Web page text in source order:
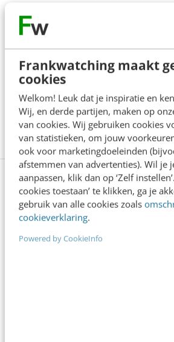
Frankwatching maakt
cookies
Welkom! Leuk dat je inspiratie en
Wij, en derde partijen, maken op
van cookies. Wij gebruiken cookies
van statistieken, om jouw
ook voor marketingdoeleinden
afstemmen van advertenties). Wil je
aanpassen, klik dan op ‘Zelf
cookies toestaan’ te klikken, ga je
gebruik van alle cookies zoals
cookieverklaring.
Powered by CookieInfo
4 min·Inès Maus
“Bedrijven die stevig
komen deze
door” [podcast]
3 min· Stef Heutink
Bekijk deze topics of volg ze
NieuwsAlert